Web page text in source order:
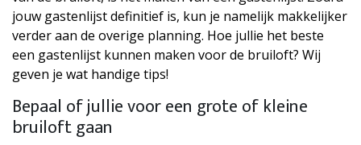
jouw gastenlijst definitief is, kun je namelijk makkelijker
verder aan de overige planning. Hoe jullie het beste
een gastenlijst kunnen maken voor de bruiloft? Wij
geven je wat handige tips!
Bepaal of jullie voor een grote of kleine
bruiloft gaan